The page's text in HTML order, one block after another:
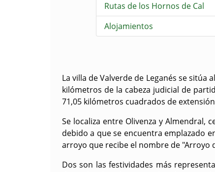
Rutas de los Hornos de Cal
Alojamientos
La villa de Valverde de Leganés se sitúa
kilómetros de la cabeza judicial de
71,05 kilómetros cuadrados de
Se localiza entre Olivenza y Almendral,
debido a que se encuentra emplazado
arroyo que recibe el nombre de "Arroyo
Dos son las festividades más